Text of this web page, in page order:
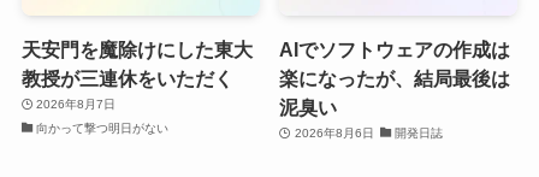
天安門を魔除けにした東大
教授が三連休をいただく
2026年8月7日
向かって撃つ明日がない
AIでソフトウェアの作成は
楽になったが、結局最後は
泥臭い
2026年8月6日 開発日誌